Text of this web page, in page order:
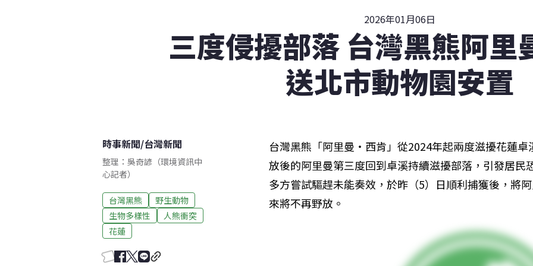
2026年01月06日
三度侵擾部落 台灣黑熊阿里
送北市動物園安置
時事新聞/台灣新聞
整理：吳奇諺（環境資訊中
心記者）
台灣黑熊
野生動物
生物多樣性
人熊衝突
花蓮
台灣黑熊「阿里曼・西肯」從2024年起兩度滋擾花蓮
放後的阿里曼第三度回到卓溪持續滋擾部落，引發居民
多方嘗試驅趕未能奏效，於昨（5）日順利捕獲後，將
來將不再野放。